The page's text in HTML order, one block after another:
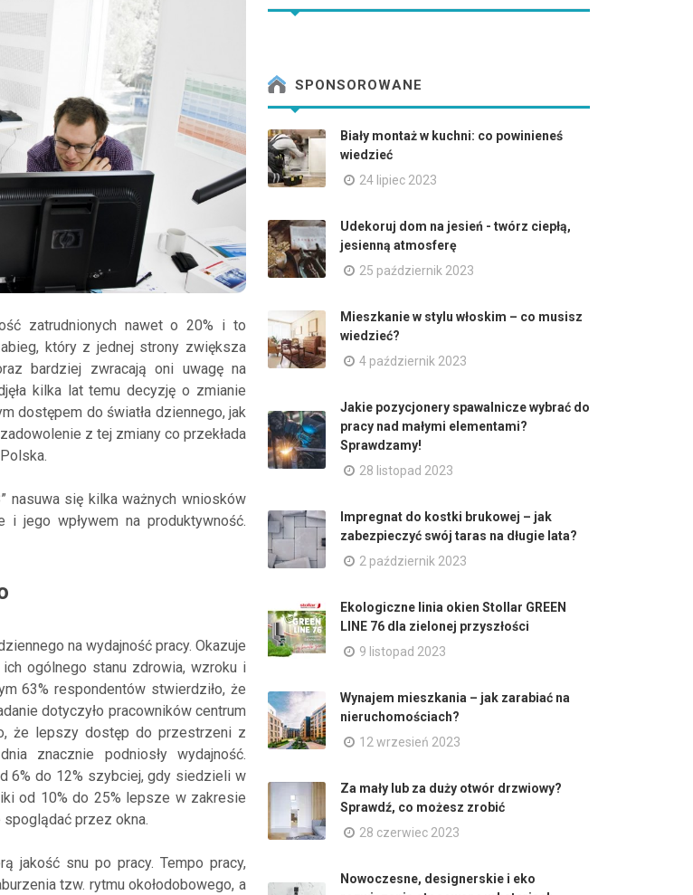
zatrudnionych nawet o 20% i to
który z jednej strony zwiększa
bardziej zwracają oni uwagę na
kilka lat temu decyzję o zmianie
dostępem do światła dziennego, jak
z tej zmiany co przekłada
nasuwa się kilka ważnych wniosków
jego wpływem na produktywność.
na wydajność pracy. Okazuje
ogólnego stanu zdrowia, wzroku i
63% respondentów stwierdziło, że
dotyczyło pracowników centrum
że lepszy dostęp do przestrzeni z
znacznie podniosły wydajność.
6% do 12% szybciej, gdy siedzieli w
od 10% do 25% lepsze w zakresie
przez okna.
jakość snu po pracy. Tempo pracy,
tzw. rytmu okołodobowego, a
SPONSOROWANE
Biały montaż w kuchni: co powinieneś
wiedzieć
24 lipiec 2023
Udekoruj dom na jesień - twórz ciepłą,
jesienną atmosferę
25 październik 2023
Mieszkanie w stylu włoskim – co musisz
wiedzieć?
4 październik 2023
Jakie pozycjonery spawalnicze wybrać do
pracy nad małymi elementami?
Sprawdzamy!
28 listopad 2023
Impregnat do kostki brukowej – jak
zabezpieczyć swój taras na długie lata?
2 październik 2023
Ekologiczne linia okien Stollar GREEN
LINE 76 dla zielonej przyszłości
9 listopad 2023
Wynajem mieszkania – jak zarabiać na
nieruchomościach?
12 wrzesień 2023
Za mały lub za duży otwór drzwiowy?
Sprawdź, co możesz zrobić
28 czerwiec 2023
Nowoczesne, designerskie i eko